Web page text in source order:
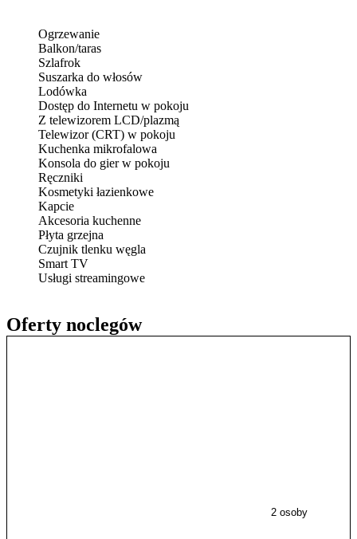
Oferty noclegów
2 osoby
Ogrzewanie
Balkon/taras
Szlafrok
Suszarka do włosów
Lodówka
Dostęp do Internetu w pokoju
Z telewizorem LCD/plazmą
Telewizor (CRT) w pokoju
Kuchenka mikrofalowa
Konsola do gier w pokoju
Ręczniki
Kosmetyki łazienkowe
Kapcie
Akcesoria kuchenne
Płyta grzejna
Czujnik tlenku węgla
Smart TV
Usługi streamingowe